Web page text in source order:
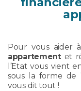
Pour vous aider
appartementet
l’Etat vous vient
sous la forme de
vous dit tout !